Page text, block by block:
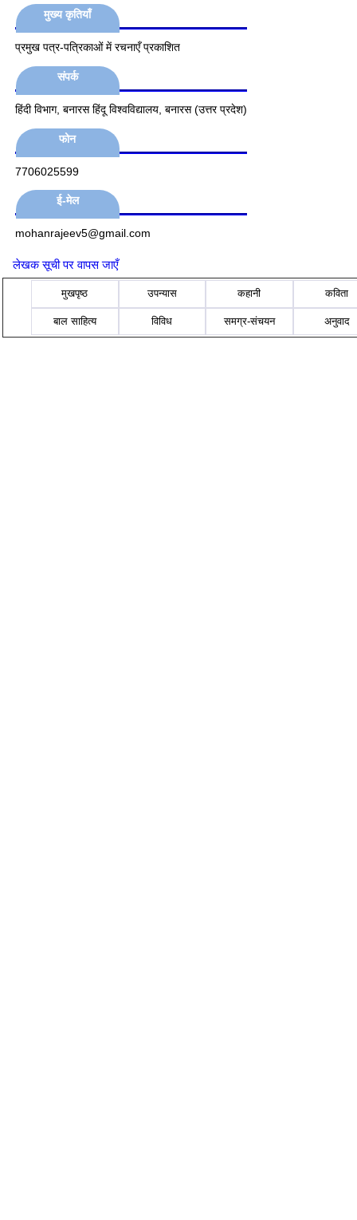
मुख्य कृतियाँ
प्रमुख पत्र-पत्रिकाओं में रचनाएँ प्रकाशित
संपर्क
हिंदी विभाग, बनारस हिंदू विश्वविद्यालय, बनारस (उत्तर प्रदेश)
फोन
7706025599
ई-मेल
mohanrajeev5@gmail.com
लेखक सूची पर वापस जाएँ
मुखपृष्ठ उपन्यास कहानी कविता
बाल साहित्य विविध समग्र-संचयन अनुवाद